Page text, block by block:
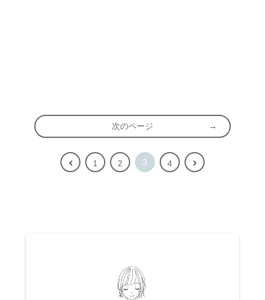
次のページ
前 1 2 3 4 次